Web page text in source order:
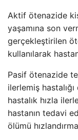
Aktif ötenazide
yaşamına son
gerçekleştirilen
kullanılarak
Pasif ötenazide
ilerlemiş
hastalık hızla
hastanın tedavi
ölümü